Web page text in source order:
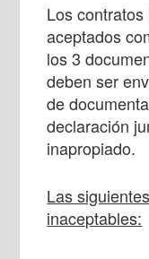
Los
aceptados
los 3
deben ser
de
declaración
inapropiado.
Las
inaceptables: